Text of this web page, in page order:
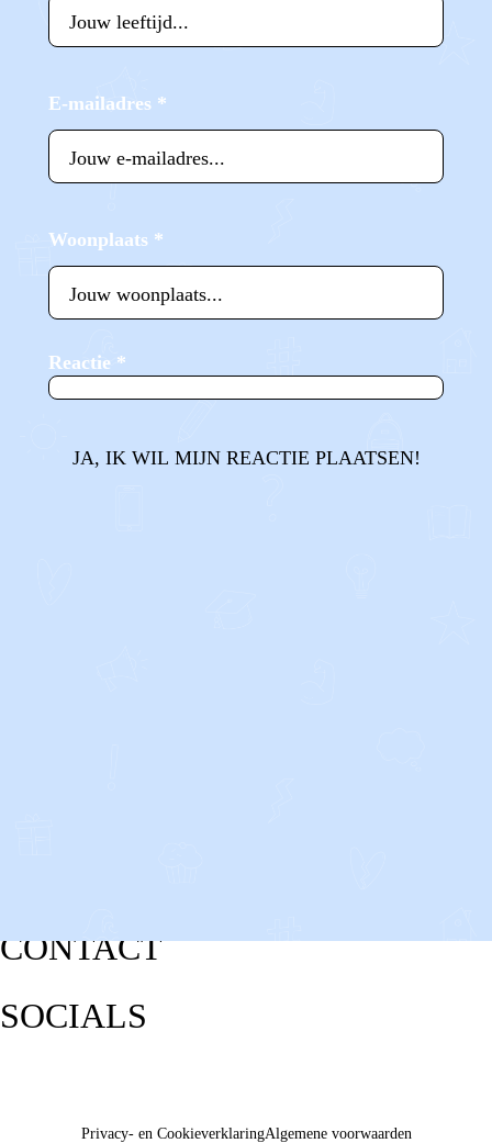
E-mailadres *
Woonplaats *
Reactie *
JA, IK WIL MIJN REACTIE PLAATSEN!
CONTACT
SOCIALS
Privacy- en CookieverklaringAlgemene voorwaarden